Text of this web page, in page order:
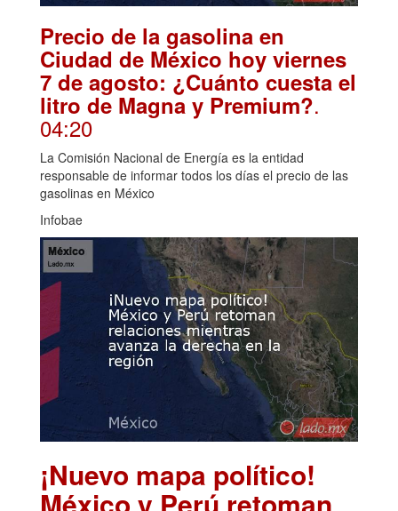
Precio de la gasolina en
Ciudad de México hoy viernes
7 de agosto: ¿Cuánto cuesta el
litro de Magna y Premium?.
04:20
La Comisión Nacional de Energía es la entidad
responsable de informar todos los días el precio de las
gasolinas en México
Infobae
¡Nuevo mapa político!